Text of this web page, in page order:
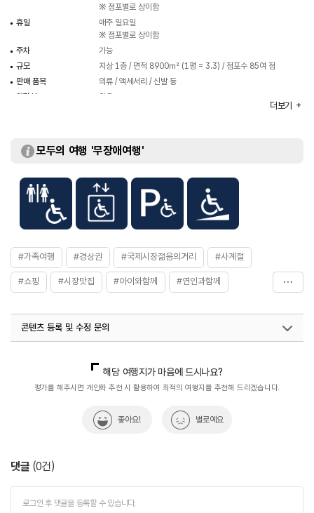
※ 점포별로 상이함
휴일
매주 일요일
※ 점포별로 상이함
주차
가능
규모
지상 1층 / 면적 8900㎡ (1평 = 3.3) / 점포수 85여 점
판매 품목
의류 / 액세서리 / 신발 등
화장실
있음
더보기
모두의 여행 '무장애여행'
#가족여행 #경상권 #국제시장젊음의거리 #사계절
#쇼핑 #시장맛집 #아이와함께 #연인과함께
콘텐츠 등록 및 수정 문의
열린관광콘텐츠팀(열린관광-모두의여행)
033-738-3425
해당 여행지가 마음에 드시나요?
평가를 해주시면 개인화 추천 시 활용하여 최적의 여행지를 추천해 드리겠습니다.
좋아요! 별로예요
댓글 (0건)